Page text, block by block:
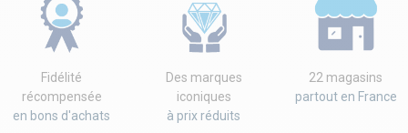
Fidélité
récompensée
en bons d'achats
Des marques
iconiques
à prix réduits
22 magasins
partout en France